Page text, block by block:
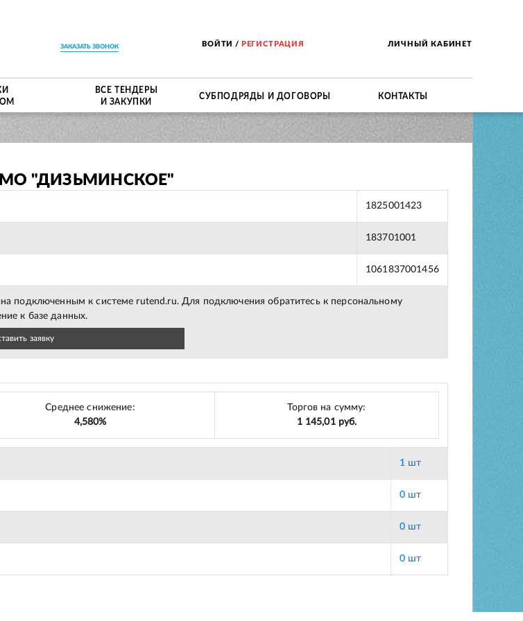
ЗАКАЗАТЬ ЗВОНОК ВОЙТИ / РЕГИСТРАЦИЯ ЛИЧНЫЙ КАБИНЕТ
ВСЕ ТЕНДЕРЫ
И ЗАКУПКИ
СУБПОДРЯДЫ И ДОГОВОРЫ КОНТАКТЫ
"ДИЗЬМИНСКОЕ"
1825001423
183701001
1061837001456
подключенным к системе rutend.ru. Для подключения обратитесь к персональному
к базе данных.
заявку
Среднее снижение:
4,580%
Торгов на сумму:
1 145,01 руб.
1 шт
0 шт
0 шт
0 шт